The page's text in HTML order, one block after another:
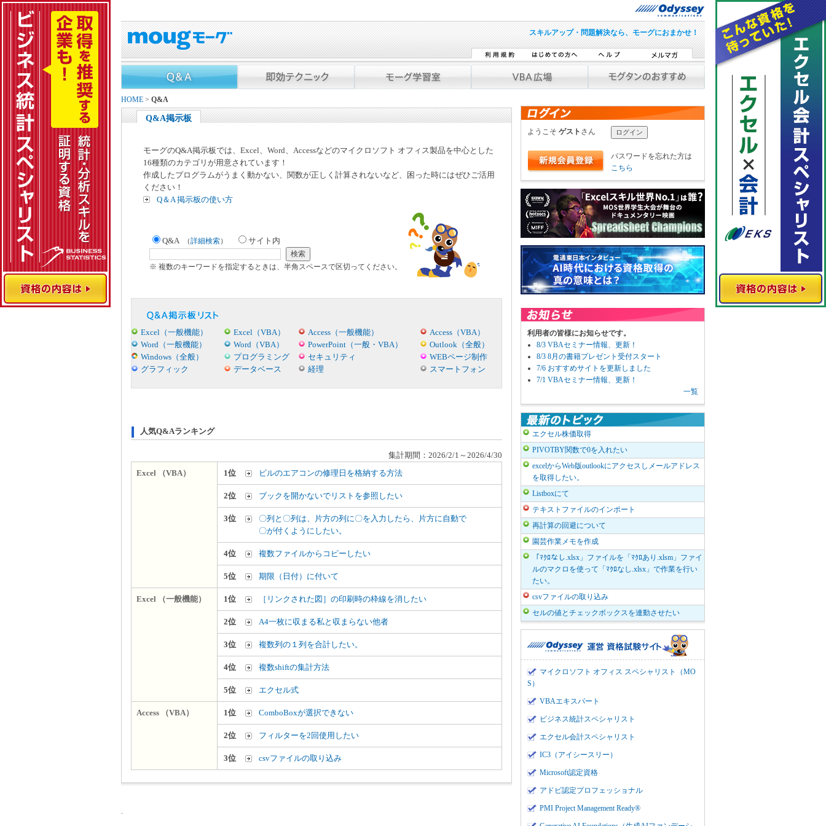
スキルアップ・問題解決なら、モーグにおまかせ！
HOME > Q&A
Q&A掲示板
モーグのQ&A掲示板では、Excel、Word、Accessなどのマイクロソフト オフィス製品を中心とした
16種類のカテゴリが用意されています！
作成したプログラムがうまく動かない、関数が正しく計算されないなど、困った時にはぜひご活用
ください！
Q＆A 掲示板の使い方
Q&A （詳細検索） サイト内
※ 複数のキーワードを指定するときは、半角スペースで区切ってください。
Excel（一般機能） Excel（VBA） Access（一般機能）
Access（VBA）
Word（一般機能）
Word（VBA） PowerPoint（一般・VBA）
Outlook（全般）
Windows（全般）
プログラミング セキュリティ
WEBページ制作
グラフィック
データベース 経理 スマートフォン
人気Q&Aランキング
集計期間：2026/2/1～2026/4/30
Excel （VBA）
1位 ビルのエアコンの修理日を格納する方法
2位 ブックを開かないでリストを参照したい
3位
〇列と〇列は、片方の列に〇を入力したら、片方に自動で
〇が付くようにしたい。
4位 複数ファイルからコピーしたい
5位 期限（日付）に付いて
Excel （一般機能） 1位 ［リンクされた図］の印刷時の枠線を消したい
2位 A4一枚に収まる私と収まらない他者
3位 複数列の１列を合計したい。
4位 複数shiftの集計方法
5位 エクセル式
Access （VBA） 1位 ComboBoxが選択できない
2位 フィルターを2回使用したい
3位 csvファイルの取り込み
ようこそ ゲスト さん
パスワードを忘れた方は
こちら
利用者の皆様にお知らせです。
8/3 VBAセミナー情報、更新！
8/3 8月の書籍プレゼント受付スタート
7/6 おすすめサイトを更新しました
7/1 VBAセミナー情報、更新！
一覧
エクセル株価取得
PIVOTBY関数で0を入れたい
excelからWeb版outlookにアクセスしメールアドレス
を取得したい。
Listboxにて
テキストファイルのインポート
再計算の回避について
園芸作業メモを作成
「ﾏｸﾛなし.xlsx」ファイルを「ﾏｸﾛあり.xlsm」ファイ
ルのマクロを使って「ﾏｸﾛなし.xlsx」で作業を行い
たい。
csvファイルの取り込み
セルの値とチェックボックスを連動させたい
マイクロソフト オフィス スペシャリスト（MO
S）
VBAエキスパート
ビジネス統計スペシャリスト
エクセル会計スペシャリスト
IC3（アイシースリー）
Microsoft認定資格
アドビ認定プロフェッショナル
PMI Project Management Ready®